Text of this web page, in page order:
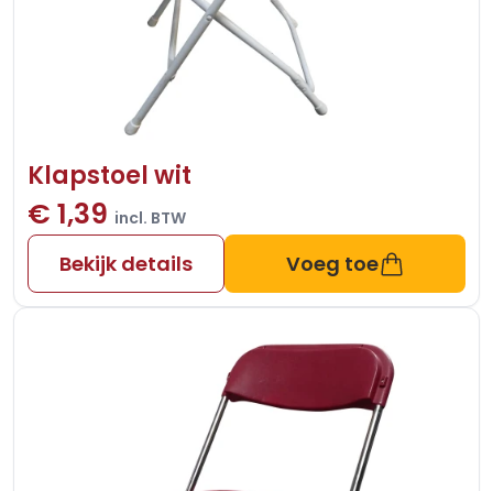
Klapstoel wit
€ 1,39 incl. BTW
Bekijk details Voeg toe